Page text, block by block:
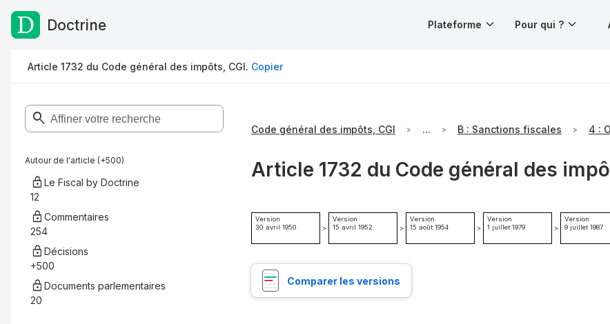
Passer au contenu
Doctrine Plateforme Pour qui ?
Article 1732 du Code général des impôts, CGI. Copier
Autour de l'article (+500)
Le Fiscal by Doctrine
12
Commentaires
254
Décisions
+500
Documents parlementaires
20
Code général des impôts, CGI ... B : Sanctions fiscales
Article 1732 du Code général des
Version
30 avril 1950
>
Version
15 avril 1952
>
Version
15 août 1954
>
Version
1 juillet 1979
>
Version
9 juillet 1987
Comparer les versions